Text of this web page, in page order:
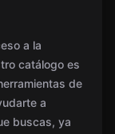
a la
catálogo es
de
a
buscas, ya